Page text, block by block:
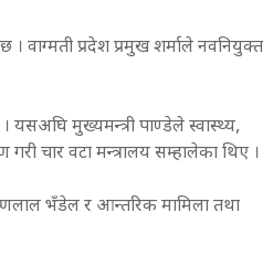
। वाग्मती प्रदेश प्रमुख शर्माले नवनियुक्त
यसअघि मुख्यमन्त्री पाण्डेले स्वास्थ्य,
चार वटा मन्त्रालय सम्हालेका थिए ।
भँडेल र आन्तरिक मामिला तथा